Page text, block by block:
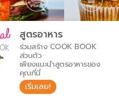
รตวง
วัตถุดิบ
สูตรอาหาร
ร่วมสร้าง COOK BOOK
ส่วนตัว
เพียงแนะนำสูตรอาหารของ
คุณที่นี่
เริ่มเลย!